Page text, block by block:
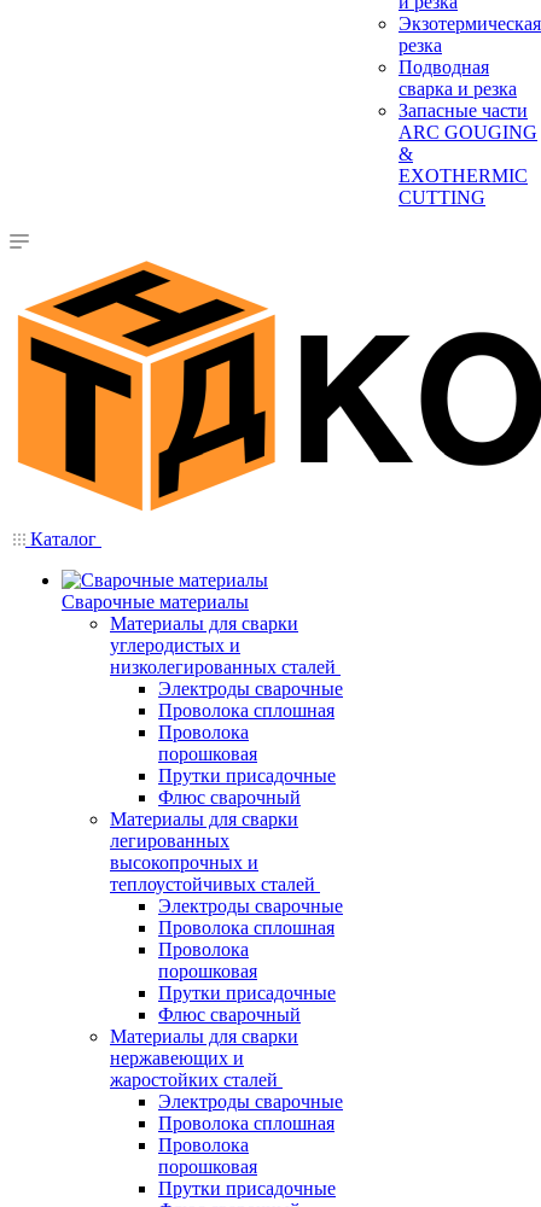
Экзотермическая
резка
Подводная
сварка и резка
Запасные части
ARC GOUGING
&
EXOTHERMIC
CUTTING
Каталог
Сварочные материалы
Материалы для сварки
углеродистых и
низколегированных сталей
Электроды сварочные
Проволока сплошная
Проволока
порошковая
Прутки присадочные
Флюс сварочный
Материалы для сварки
легированных
высокопрочных и
теплоустойчивых сталей
Электроды сварочные
Проволока сплошная
Проволока
порошковая
Прутки присадочные
Флюс сварочный
Материалы для сварки
нержавеющих и
жаростойких сталей
Электроды сварочные
Проволока сплошная
Проволока
порошковая
Прутки присадочные